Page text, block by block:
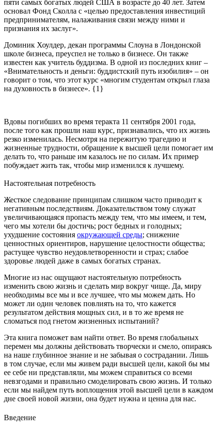
пяти самых богатых людей США в возрасте до 40 лет. Затем
основал Фонд Сколла с «целью предоставления инвестиций
предпринимателям, налаживания связи между ними и
признания их заслуг».
Доминик Хоулдер, декан программы Слоуна в Лондонской
школе бизнеса, преуспел не только в бизнесе. Он также
известен как учитель буддизма. В одной из последних книг –
«Внимательность и деньги: буддистский путь изобилия» – он
говорит о том, что этот курс «многим студентам открыл глаза
на духовность в бизнесе». {1}
Вдовы погибших во время теракта 11 сентября 2001 года,
после того как прошли наш курс, признавались, что их жизнь
резко изменилась. Несмотря на пережитую трагедию и
жизненные трудности, обращение к высшей цели помогает им
делать то, что раньше им казалось не по силам. Их пример
побуждает жить так, чтобы мир изменился к лучшему.
Настоятельная потребность
Жесткое следование принципам слишком часто приводит к
негативным последствиям. Доказательством тому служат
увеличивающаяся пропасть между тем, что мы имеем, и тем,
чего мы хотели бы достичь; рост бедных и голодных;
ухудшение состояния окружающей среды; снижение
ценностных ориентиров, нарушение целостности общества;
растущее чувство неудовлетворенности и страх; слабое
здоровье людей даже в самых богатых странах.
Многие из нас ощущают настоятельную потребность
изменить свою жизнь и сделать мир вокруг чище. Да, миру
необходимы все мы и все лучшее, что мы можем дать. Но
может ли один человек повлиять на то, что кажется
результатом действия мощных сил, и в то же время не
сломаться под гнетом жизненных испытаний?
Эта книга поможет вам найти ответ. Во время глобальных
перемен мы должны действовать творчески и смело, опираясь
на наше глубинное знание и не забывая о сострадании. Лишь
в том случае, если мы живем ради высшей цели, какой бы мы
ее себе ни представляли, мы можем справиться со всеми
невзгодами и правильно смоделировать свою жизнь. И только
если мы найдем путь воплощения этой высшей цели в каждом
дне своей новой жизни, она будет нужна и ценна для нас.
Введение